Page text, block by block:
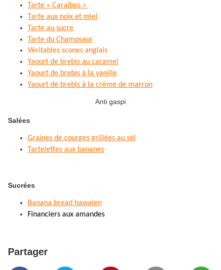
Tarte « Caraïbes »
Tarte aux noix et miel
Tarte au sucre
Tarte du Champsaur
Véritables scones anglais
Yaourt de brebis au caramel
Yaourt de brebis à la vanille
Yaourt de brebis à la crème de marron
Anti gaspi
Salées
Graines de courges grillées au sel
Tartelettes aux bananes
Sucrées
Banana bread hawaien
Financiers aux amandes
Partager